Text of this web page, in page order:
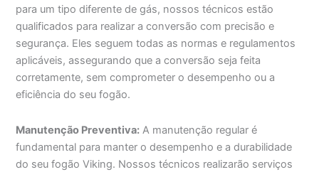
para um tipo diferente de gás, nossos técnicos estão
qualificados para realizar a conversão com precisão e
segurança. Eles seguem todas as normas e regulamentos
aplicáveis, assegurando que a conversão seja feita
corretamente, sem comprometer o desempenho ou a
eficiência do seu fogão.
Manutenção Preventiva: A manutenção regular é
fundamental para manter o desempenho e a durabilidade
do seu fogão Viking. Nossos técnicos realizarão serviços